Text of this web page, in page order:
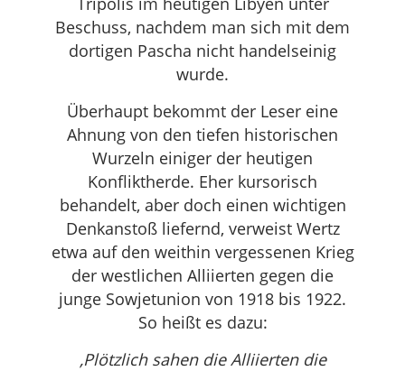
Beschuss, nachdem man sich mit dem
dortigen Pascha nicht handelseinig
wurde.
Überhaupt bekommt der Leser eine
Ahnung von den tiefen historischen
Wurzeln einiger der heutigen
Konfliktherde. Eher kursorisch
behandelt, aber doch einen wichtigen
Denkanstoß liefernd, verweist Wertz
etwa auf den weithin vergessenen Krieg
der westlichen Alliierten gegen die
junge Sowjetunion von 1918 bis 1922.
So heißt es dazu:
‚Plötzlich sahen die Alliierten die